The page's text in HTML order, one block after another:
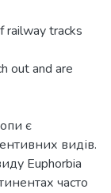
railway tracks
out and are
є
видів.
Euphorbia
часто